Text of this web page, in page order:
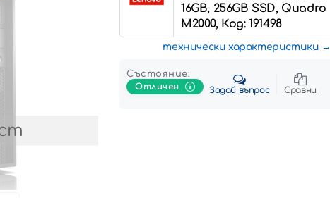
16GB, 256GB SSD, Quadro
M2000, Код: 191498
технически характеристики
Състояние:
Отличен
Задай въпрос Сравни